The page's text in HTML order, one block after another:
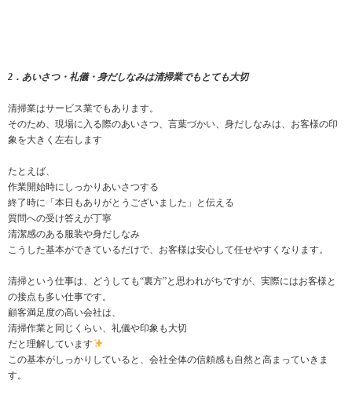
2．あいさつ・礼儀・身だしなみは清掃業でもとても大切
清掃業はサービス業でもあります。
そのため、現場に入る際のあいさつ、言葉づかい、身だしなみは、お客様の印
象を大きく左右します
たとえば、
作業開始時にしっかりあいさつする
終了時に「本日もありがとうございました」と伝える
質問への受け答えが丁寧
清潔感のある服装や身だしなみ
こうした基本ができているだけで、お客様は安心して任せやすくなります。
清掃という仕事は、どうしても“裏方”と思われがちですが、実際にはお客様と
の接点も多い仕事です。
顧客満足度の高い会社は、
清掃作業と同じくらい、礼儀や印象も大切
だと理解しています
この基本がしっかりしていると、会社全体の信頼感も自然と高まっていきま
す。